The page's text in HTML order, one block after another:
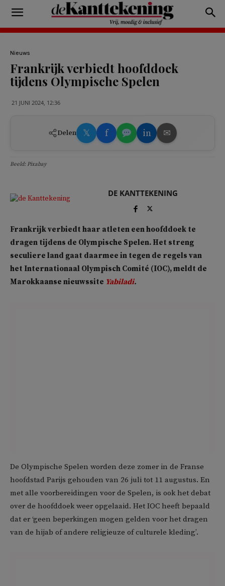
Nieuws
Frankrijk verbiedt hoofddoek
tijdens Olympische Spelen
21 JUNI 2024, 12:36
Delen 𝕏 f in ✉
Beeld: Pixabay
DE KANTTEKENING
Frankrijk verbiedt haar atleten een hoofddoek te
dragen tijdens de Olympische Spelen. Het streng
seculiere land gaat daarmee in tegen de regels van
het Internationaal Olympisch Comité (IOC), meldt de
Marokkaanse nieuwssite Yabiladi.
De Olympische Spelen worden deze zomer in de Franse
hoofdstad Parijs gehouden van 26 juli tot 11 augustus. En
met alle voorbereidingen voor de Spelen, is ook het debat
over de hoofddoek weer opgelaaid. Het IOC heeft bepaald
dat er ‘geen beperkingen mogen gelden voor het dragen
van de hijab of andere religieuze of culturele kleding’.